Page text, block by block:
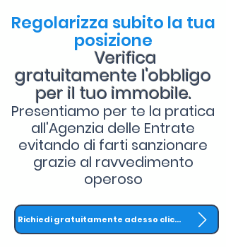
Regolarizza subito la tua
posizione
Verifica
gratuitamente l'obbligo
per il tuo immobile.
Presentiamo per te la pratica
all'Agenzia delle Entrate
evitando di farti sanzionare
grazie al ravvedimento
operoso
Richiedi gratuitamente adesso clicca QUI